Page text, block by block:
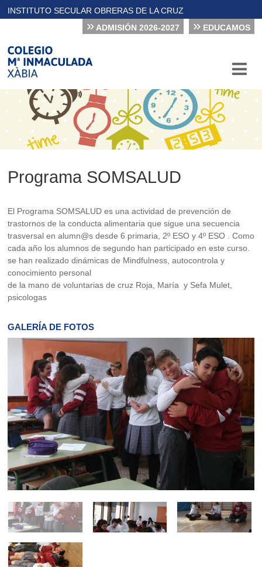
INSTITUTO SECULAR OBRERAS DE LA CRUZ
» ADMISIÓN 2026-2027 » EDUCAMOS
Programa SOMSALUD
El Programa SOMSALUD es una actividad de prevención de
trastornos de la conducta alimentaria que sigue una secuencia
trasversal en alumn@s desde 6 primaria, 2º ESO y 4º ESO . Como
cada año los alumnos de segundo han participado en este curso.
se han realizado dinámicas de Mindfulness, autocontrola y
conocimiento personal
de la mano de voluntarias de cruz Roja, María y Sefa Mulet,
psicologas
GALERÍA DE FOTOS